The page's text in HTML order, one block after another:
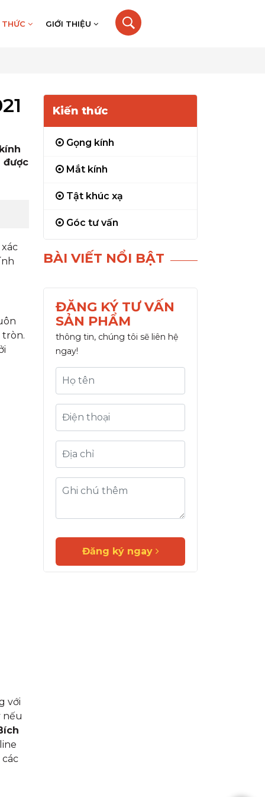
THỨC GIỚI THIỆU
được
tròn.
với
nếu
Kiến thức
Gọng kính
Mắt kính
Tật khúc xạ
Góc tư vấn
BÀI VIẾT NỔI BẬT
ĐĂNG KÝ TƯ VẤN
SẢN PHẨM
Quý khách vui lòng để lại
thông tin, chúng tôi sẽ liên hệ
ngay!
Đăng ký ngay